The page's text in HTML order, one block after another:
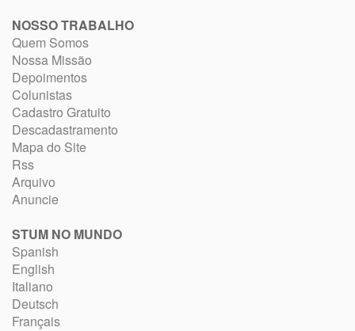
NOSSO TRABALHO
Quem Somos
Nossa Missão
Depoimentos
Colunistas
Cadastro Gratuito
Descadastramento
Mapa do Site
Rss
Arquivo
Anuncie
STUM NO MUNDO
Spanish
English
Italiano
Deutsch
Français